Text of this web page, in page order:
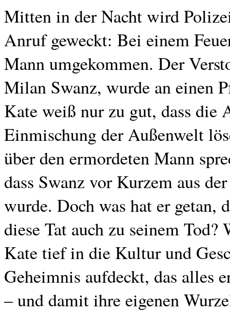
Mitten in der Nacht wird
Anruf geweckt: Bei einem
Mann umgekommen. Der
Milan Swanz, wurde an einen
Kate weiß nur zu gut, dass die
Einmischung der Außenwelt
über den ermordeten Mann
dass Swanz vor Kurzem aus
wurde. Doch was hat er getan,
diese Tat auch zu seinem
Kate tief in die Kultur und
Geheimnis aufdeckt, das alles
– und damit ihre eigenen